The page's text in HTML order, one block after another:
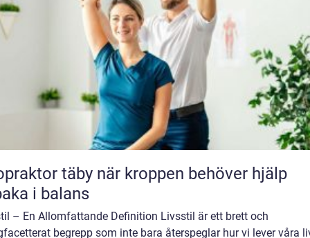
täby när kroppen behöver hjälp
i balans
– En Allomfattande Definition Livsstil är ett brett och
begrepp som inte bara återspeglar hur vi lever våra